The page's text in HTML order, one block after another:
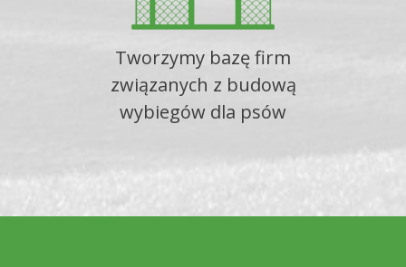
Tworzymy bazę firm
związanych z budową
wybiegów dla psów